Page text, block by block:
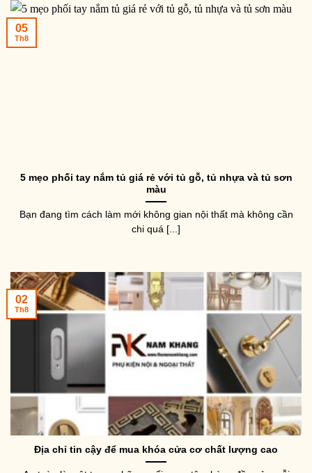
5 mẹo phối tay nắm tủ giá rẻ với tủ gỗ, tủ nhựa và tủ sơn
màu
Bạn đang tìm cách làm mới không gian nội thất mà không cần
chi quá [...]
05
Th8
Địa chỉ tin cậy để mua khóa cửa cơ chất lượng cao
02
Th8